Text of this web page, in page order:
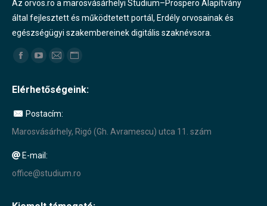
Az orvos.ro a marosvásárhelyi Studium–Prospero Alapítvány
által fejlesztett és működtetett portál, Erdély orvosainak és
egészségügyi szakembereinek digitális szaknévsora.
Find us on:
opens
in
opens
in
opensopens
Elérhetőségeink:
Postacím:
Marosvásárhely, Rigó (Gh. Avramescu) utca 11. szám
E-mail:
office@studium.ro